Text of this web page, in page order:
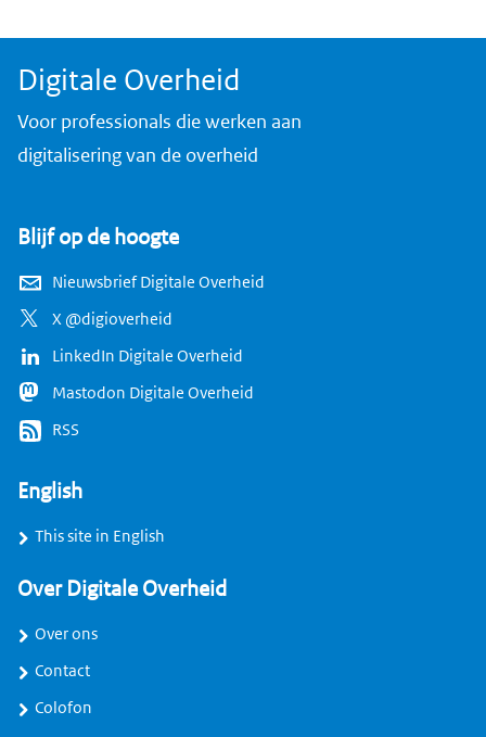
Digitale Overheid
Voor professionals die werken aan
digitalisering van de overheid
Blijf op de hoogte
Nieuwsbrief Digitale Overheid
X @digioverheid
LinkedIn Digitale Overheid
Mastodon Digitale Overheid
RSS
English
This site in English
Over Digitale Overheid
Over ons
Contact
Colofon